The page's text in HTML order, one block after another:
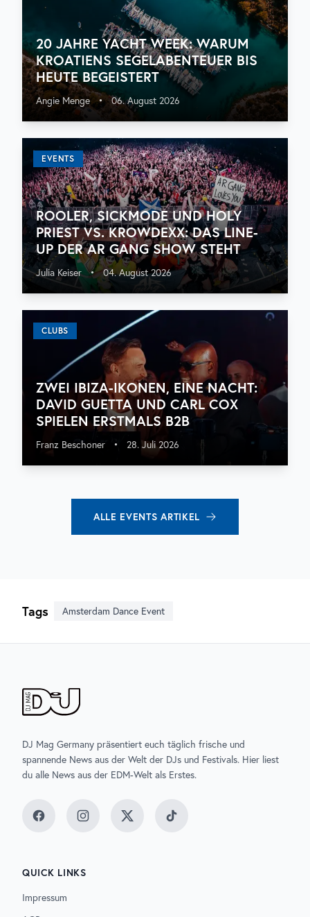
20 JAHRE YACHT WEEK: WARUM
KROATIENS SEGELABENTEUER BIS
HEUTE BEGEISTERT
Angie Menge • 06. August 2026
EVENTS
ROOLER, SICKMODE UND HOLY
PRIEST VS. KROWDEXX: DAS LINE-
UP DER AR GANG SHOW STEHT
Julia Keiser • 04. August 2026
CLUBS
ZWEI IBIZA-IKONEN, EINE NACHT:
DAVID GUETTA UND CARL COX
SPIELEN ERSTMALS B2B
Franz Beschoner • 28. Juli 2026
ALLE EVENTS ARTIKEL
Tags Amsterdam Dance Event
DJ Mag Germany präsentiert euch täglich frische und
spannende News aus der Welt der DJs und Festivals. Hier liest
du alle News aus der EDM-Welt als Erstes.
FacebookInstagramTwitter TikTok
QUICK LINKS
Impressum